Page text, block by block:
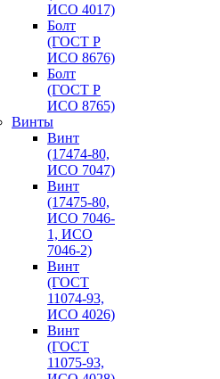
ИСО 4017)
Болт
(ГОСТ Р
ИСО 8676)
Болт
(ГОСТ Р
ИСО 8765)
Винты
Винт
(17474-80,
ИСО 7047)
Винт
(17475-80,
ИСО 7046-
1, ИСО
7046-2)
Винт
(ГОСТ
11074-93,
ИСО 4026)
Винт
(ГОСТ
11075-93,